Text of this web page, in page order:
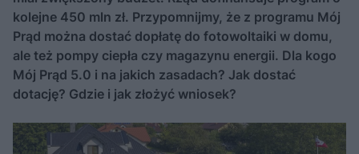
kolejne 450 mln zł. Przypomnijmy, że z programu Mój
Prąd można dostać dopłatę do fotowoltaiki w domu,
ale też pompy ciepła czy magazynu energii. Dla kogo
Mój Prąd 5.0 i na jakich zasadach? Jak dostać
dotację? Gdzie i jak złożyć wniosek?